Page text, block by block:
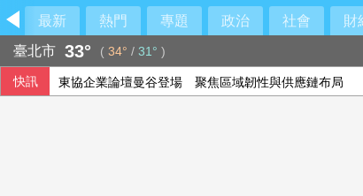
最新 熱門 專題 政治 社會 財
臺北市 33° ( 34° / 31° )
快訊 東協企業論壇曼谷登場 聚焦區域韌性與供應鏈布局